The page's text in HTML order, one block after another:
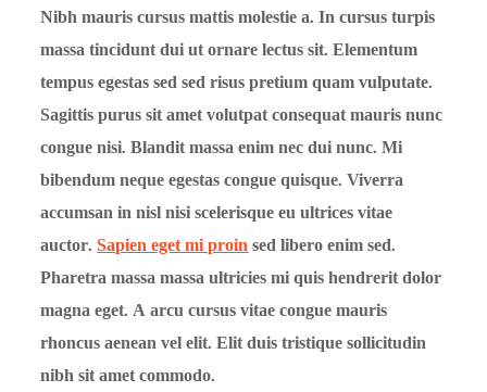
Nibh mauris cursus mattis molestie a. In cursus turpis
massa tincidunt dui ut ornare lectus sit. Elementum
tempus egestas sed sed risus pretium quam vulputate.
Sagittis purus sit amet volutpat consequat mauris nunc
congue nisi. Blandit massa enim nec dui nunc. Mi
bibendum neque egestas congue quisque. Viverra
accumsan in nisl nisi scelerisque eu ultrices vitae
auctor.Sapien eget mi proinsed libero enim sed.
Pharetra massa massa ultricies mi quis hendrerit dolor
magna eget. A arcu cursus vitae congue mauris
rhoncus aenean vel elit. Elit duis tristique sollicitudin
nibh sit amet commodo.